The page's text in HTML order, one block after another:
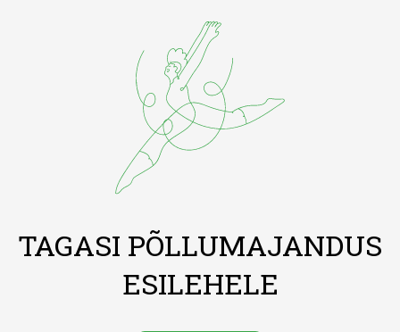
TAGASI PÕLLUMAJANDUS
ESILEHELE